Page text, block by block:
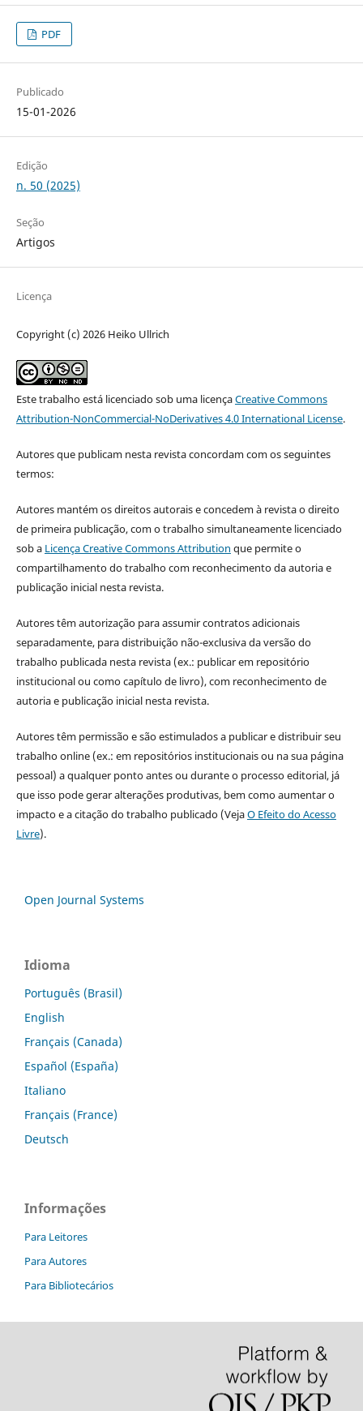
PDF
Publicado
15-01-2026
Edição
n. 50 (2025)
Seção
Artigos
Licença
Copyright (c) 2026 Heiko Ullrich
Este trabalho está licenciado sob uma licençaCreative Commons
Attribution-NonCommercial-NoDerivatives 4.0 International License.
Autores que publicam nesta revista concordam com os seguintes
termos:
Autores mantém os direitos autorais e concedem à revista o direito
de primeira publicação, com o trabalho simultaneamente licenciado
sob a Licença Creative Commons Attribution que permite o
compartilhamento do trabalho com reconhecimento da autoria e
publicação inicial nesta revista.
Autores têm autorização para assumir contratos adicionais
separadamente, para distribuição não-exclusiva da versão do
trabalho publicada nesta revista (ex.: publicar em repositório
institucional ou como capítulo de livro), com reconhecimento de
autoria e publicação inicial nesta revista.
Autores têm permissão e são estimulados a publicar e distribuir seu
trabalho online (ex.: em repositórios institucionais ou na sua página
pessoal) a qualquer ponto antes ou durante o processo editorial, já
que isso pode gerar alterações produtivas, bem como aumentar o
impacto e a citação do trabalho publicado (VejaO Efeito do Acesso
Livre).
Open Journal Systems
Idioma
Português (Brasil)
English
Français (Canada)
Español (España)
Italiano
Français (France)
Deutsch
Informações
Para Leitores
Para Autores
Para Bibliotecários